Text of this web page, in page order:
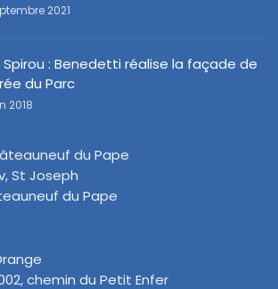
2021
Spirou : Benedetti réalise la façade de
du Parc
2018
du Pape
St Joseph
du Pape
chemin du Petit Enfer